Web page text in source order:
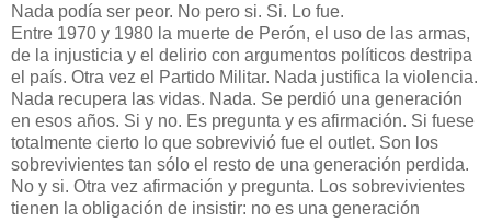
Nada podía ser peor. No pero si. Si. Lo fue.
Entre 1970 y 1980 la muerte de Perón, el uso de las armas,
de la injusticia y el delirio con argumentos políticos destripa
el país. Otra vez el Partido Militar. Nada justifica la violencia.
Nada recupera las vidas. Nada. Se perdió una generación
en esos años. Si y no. Es pregunta y es afirmación. Si fuese
totalmente cierto lo que sobrevivió fue el outlet. Son los
sobrevivientes tan sólo el resto de una generación perdida.
No y si. Otra vez afirmación y pregunta. Los sobrevivientes
tienen la obligación de insistir: no es una generación